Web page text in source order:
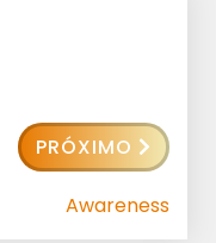
PRÓXIMO
Awareness